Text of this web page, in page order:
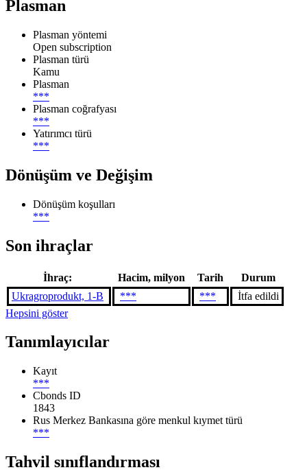
Plasman
Plasman yöntemi
Open subscription
Plasman türü
Kamu
Plasman
***
Plasman coğrafyası
***
Yatırımcı türü
***
Dönüşüm ve Değişim
Dönüşüm koşulları
***
Son ihraçlar
İhraç: Hacim, milyon Tarih
Durum
Ukragroprodukt, 1-B
*** ***
İtfa edildi
Hepsini göster
Tanımlayıcılar
Kayıt
***
Cbonds ID
1843
Rus Merkez Bankasına göre menkul kıymet türü
***
Tahvil sınıflandırması